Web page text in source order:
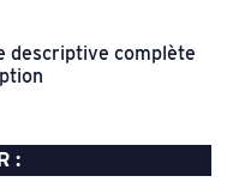
descriptive complète
: